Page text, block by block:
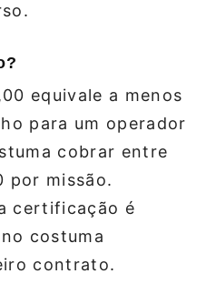
equivale a menos
para um operador
cobrar entre
por missão.
certificação é
costuma
contrato.